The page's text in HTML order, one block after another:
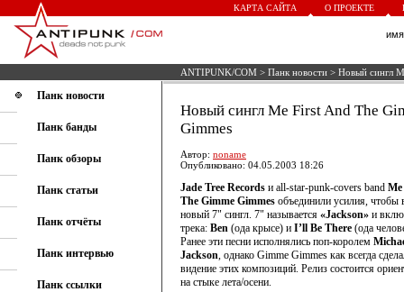
КАРТА САЙТА О ПРОЕКТЕ
ANTIPUNK/COM > Панк новости > Новый сингл
Панк новости
Панк банды
Панк обзоры
Панк статьи
Панк отчёты
Панк интервью
Панк ссылки
Новый сингл Me First And The
Gimmes
Автор: noname
Опубликовано: 04.05.2003 18:26
Jade Tree Records и all-star-punk-covers band
The Gimme Gimmes объединили усилия, чтобы
новый 7" сингл. 7" называется «Jackson» и
трека: Ben (ода крысе) и I’ll Be There (ода
Ранее эти песни исполнялись поп-королем
Jackson, однако Gimme Gimmes как всегда
видение этих композиций. Релиз состоится
на стыке лета/осени.